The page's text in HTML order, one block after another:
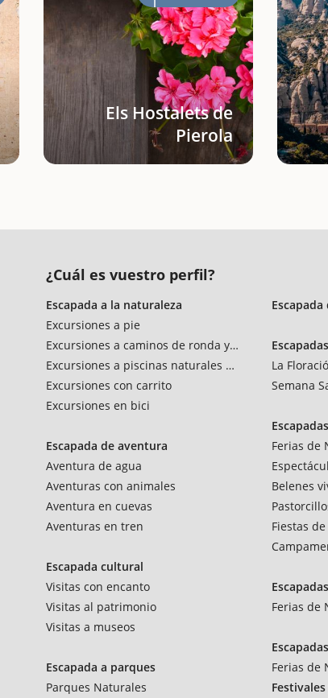
Els Hostalets de
Pierola
¿Cuál es vuestro perfil?
Escapada a la naturaleza
Excursiones a pie
Excursiones a caminos de ronda y vías verdes
Excursiones a piscinas naturales y rios
Excursiones con carrito
Excursiones en bici
Escapada de aventura
Aventura de agua
Aventuras con animales
Aventura en cuevas
Aventuras en tren
Escapada cultural
Visitas con encanto
Visitas al patrimonio
Visitas a museos
Escapada a parques
Parques Naturales
La
Semana
Ferias de
Belenes
Fiestas
Ferias de
Ferias de